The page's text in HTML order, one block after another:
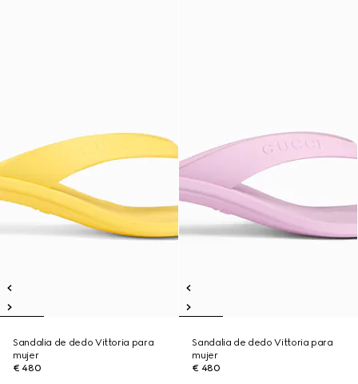
Sandalia de dedo Vittoria para
mujer
€ 480
Sandalia de dedo Vittoria para
mujer
€ 480